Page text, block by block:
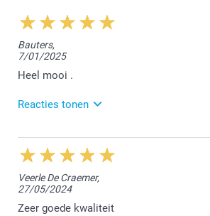
Bauters,
7/01/2025
Heel mooi .
Reacties tonen
22/01/2025
14:40
Hey S.,
Hartelijk dank voor jouw mooie
dat jouw bestelling naar wens
Veerle De Craemer,
27/05/2024
Zeer goede kwaliteit